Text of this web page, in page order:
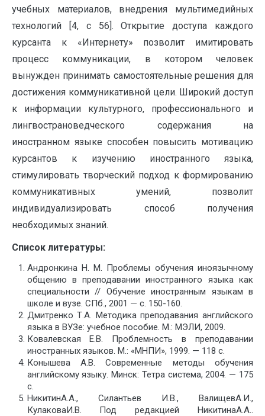
учебных материалов, внедрения мультимедийных
технологий [4, c 56]. Открытие доступа каждого
курсанта к «Интернету» позволит имитировать
процесс коммуникации, в котором человек
вынужден принимать самостоятельные решения для
достижения коммуникативной цели. Широкий доступ
к информации культурного, профессионального и
лингвострановедческого содержания на
иностранном языке способен повысить мотивацию
курсантов к изучению иностранного языка,
стимулировать творческий подход к формированию
коммуникативных умений, позволит
индивидуализировать способ получения
необходимых знаний.
Список литературы:
Андронкина Н. М. Проблемы обучения иноязычному
общению в преподавании иностранного языка как
специальности // Обучение иностранным языкам в
школе и вузе. СПб., 2001 — с. 150-160.
Дмитренко Т.А. Методика преподавания английского
языка в ВУЗе: учебное пособие. М.: МЭЛИ, 2009.
Ковалевская Е.В. Проблемность в преподавании
иностранных языков. М.: «МНПИ», 1999. — 118 с.
Конышева А.В. Современные методы обучения
английскому языку. Минск: Тетра система, 2004. — 175
с.
НикитинА.А., Силантьев И.В., ВалищевА.И.,
КулаковаИ.В. Под редакцией НикитинаА.А..